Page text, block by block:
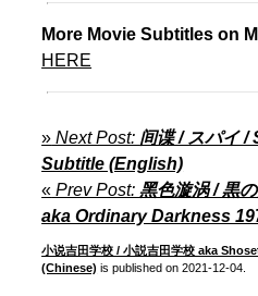
More Movie Subtitles on
HERE
» Next Post: 间谍 / スパイ
Subtitle (English)
« Prev Post:黑色漩涡 / 黒
aka Ordinary Darkness
小说吉田学校 / 小説吉田学校 aka
(Chinese) is published on 2021-12-04.